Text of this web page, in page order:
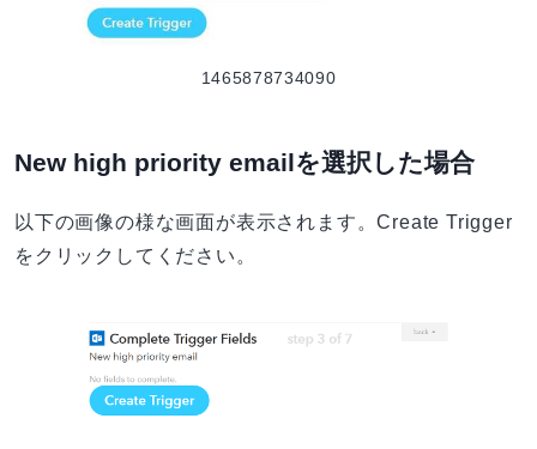
1465878734090
New high priority emailを選択した場合
以下の画像の様な画面が表示されます。Create Trigger
をクリックしてください。